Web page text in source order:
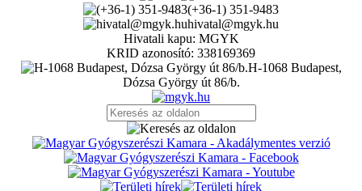
(+36-1) 351-9483
hivatal@mgyk.hu
Hivatali kapu: MGYK
KRID azonosító: 338169369
H-1068 Budapest,
Dózsa György út 86/b.